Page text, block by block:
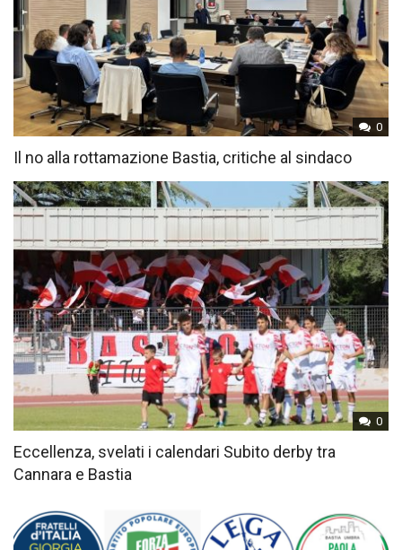
0
Il no alla rottamazione Bastia, critiche al sindaco
0
Eccellenza, svelati i calendari Subito derby tra
Cannara e Bastia